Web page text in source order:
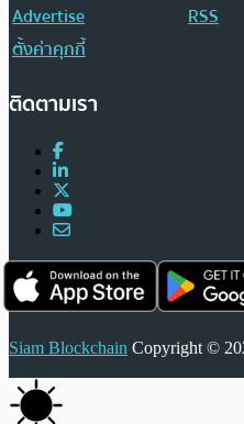
Advertise
RSS
ตั้งค่าคุกกี้
ติดตามเรา
Siam Blockchain Copyright ©